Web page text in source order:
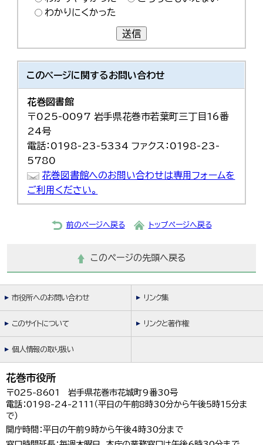
わかりにくかった
送信
このページに関するお問い合わせ
花巻図書館
〒025-0097 岩手県花巻市若葉町三丁目16番
24号
電話：0198-23-5334 ファクス：0198-23-
5780
花巻図書館へのお問い合わせは専用フォームを
ご利用ください。
前のページへ戻る トップページへ戻る
このページの先頭へ戻る
市役所へのお問い合わせ リンク集
このサイトについて リンクと著作権
個人情報の取り扱い
花巻市役所
〒025-8601 岩手県花巻市花城町9番30号
電話：0198-24-2111（平日の午前8時30分から午後5時15分ま
で）
開庁時間：平日の午前9時から午後4時30分まで